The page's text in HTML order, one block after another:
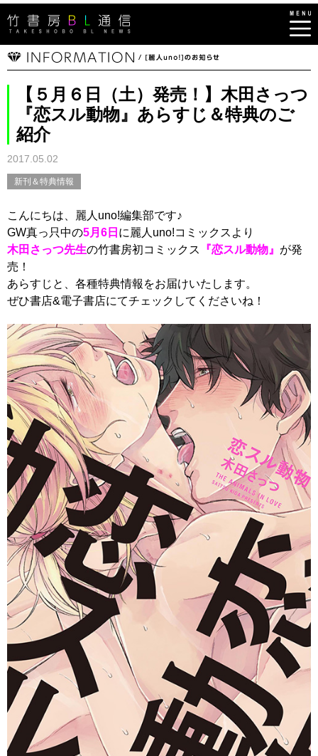
【５月６日（土）発売！】木田さっつ
『恋スル動物』あらすじ＆特典のご
紹介
2017.05.02
新刊＆特典情報
こんにちは、麗人uno!編集部です♪
GW真っ只中の5月6日 に麗人uno!コミックスより
木田さっつ先生の竹書房初コミックス 『恋スル動物』 が発
売！
あらすじと、各種特典情報をお届けいたします。
ぜひ書店&電子書店にてチェックしてくださいね！